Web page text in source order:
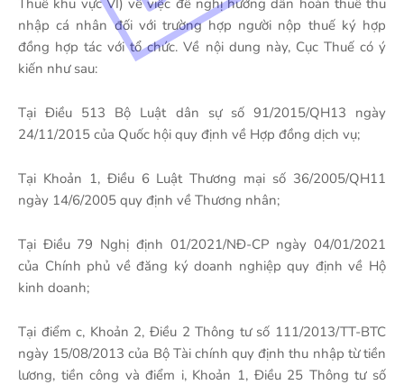
Thuế khu vực VI) về việc đề nghị hướng dẫn hoàn thuế thu
nhập cá nhân đối với trường hợp người nộp thuế ký hợp
đồng hợp tác với tổ chức. Về nội dung này, Cục Thuế có ý
kiến như sau:
Tại Điều 513 Bộ Luật dân sự số 91/2015/QH13 ngày
24/11/2015 của Quốc hội quy định về Hợp đồng dịch vụ;
Tại Khoản 1, Điều 6 Luật Thương mại số 36/2005/QH11
ngày 14/6/2005 quy định về Thương nhân;
Tại Điều 79 Nghị định 01/2021/NĐ-CP ngày 04/01/2021
của Chính phủ về đăng ký doanh nghiệp quy định về Hộ
kinh doanh;
Tại điểm c, Khoản 2, Điều 2 Thông tư số 111/2013/TT-BTC
ngày 15/08/2013 của Bộ Tài chính quy định thu nhập từ tiền
lương, tiền công và điểm i, Khoản 1, Điều 25 Thông tư số